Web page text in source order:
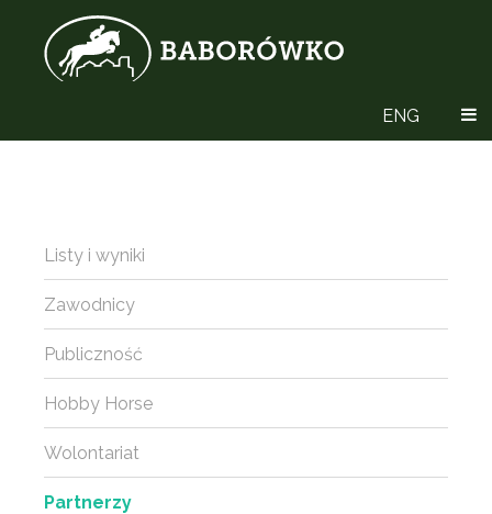
ENG
Listy i wyniki
Zawodnicy
Publiczność
Hobby Horse
Wolontariat
Partnerzy